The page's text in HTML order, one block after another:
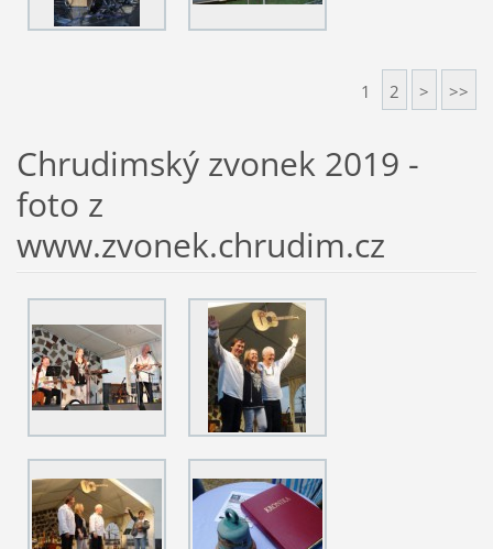
1 2 > >>
Chrudimský zvonek 2019 -
foto z
www.zvonek.chrudim.cz